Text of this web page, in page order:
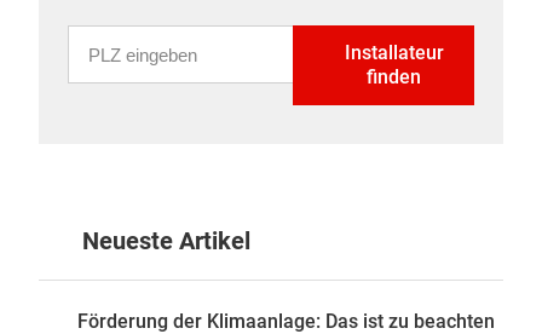
Installateur
finden
Neueste Artikel
Förderung der Klimaanlage: Das ist zu beachten